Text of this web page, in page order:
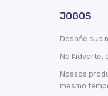
JOGOS
Desafie sua
Na Kidverte,
Nossos
mesmo